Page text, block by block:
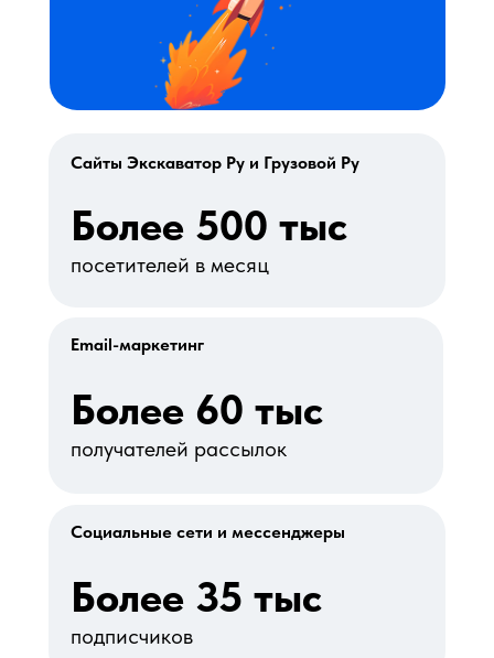
Email-маркетинг
Более 60 тыс
получателей рассылок
Социальные сети и мессенджеры
Более 35 тыс
подписчиков
Сайты Экскаватор Ру и Грузовой Ру
Более 500 тыс
посетителей в месяц